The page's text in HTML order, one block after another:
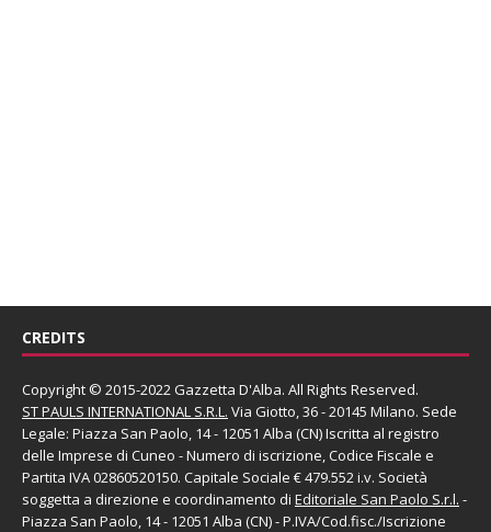
CREDITS
Copyright © 2015-2022 Gazzetta D'Alba. All Rights Reserved.
ST PAULS INTERNATIONAL S.R.L. Via Giotto, 36 - 20145 Milano. Sede
Legale: Piazza San Paolo, 14 - 12051 Alba (CN) Iscritta al registro
delle Imprese di Cuneo - Numero di iscrizione, Codice Fiscale e
Partita IVA 02860520150. Capitale Sociale € 479.552 i.v. Società
soggetta a direzione e coordinamento di Editoriale San Paolo S.r.l. -
Piazza San Paolo, 14 - 12051 Alba (CN) - P.IVA/Cod.fisc./Iscrizione